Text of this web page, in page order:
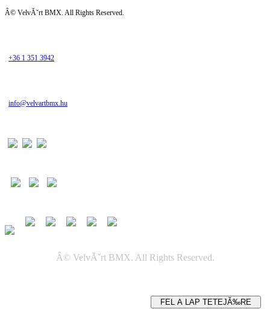
FEL A LAP TETEJĂ‰RE
Â© VelvĂˇrt BMX. All Rights Reserved.
+36 1 351 3942
info@velvartbmx.hu
Â© VelvĂˇrt BMX. All Rights Reserved.